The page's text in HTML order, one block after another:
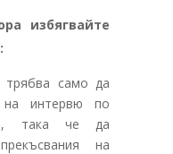
избягвайте
трябва само да
на интервю по
така че да
на